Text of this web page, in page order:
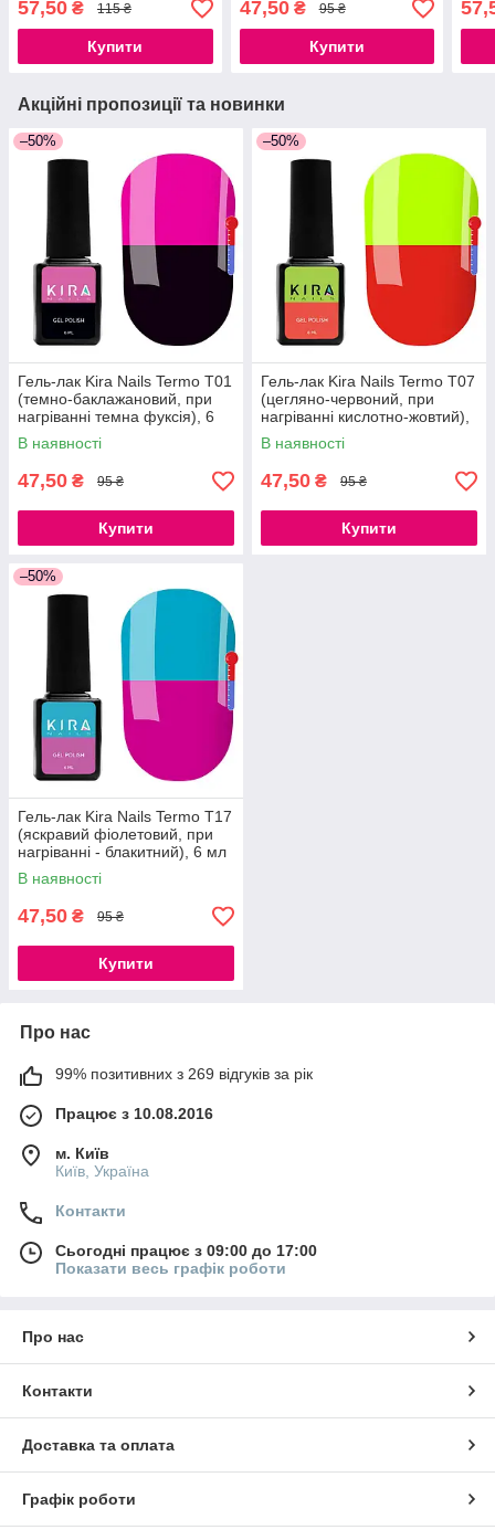
57,50 ₴ 115 ₴
Купити
47,50₴ 95 ₴
Купити
Акційні пропозиції та новинки
–50%
Гель-лак Kira Nails Termo T01
(темно-баклажановий, при
нагріванні темна фуксія), 6
мл
В наявності
47,50 ₴ 95 ₴
Купити
–50%
Гель-лак Kira Nails Termo T07
(цегляно-червоний, при
нагріванні кислотно-жовтий),
6 мл
В наявності
47,50 ₴ 95 ₴
Купити
–50%
Гель-лак Kira Nails Termo T17
(яскравий фіолетовий, при
нагріванні - блакитний), 6 мл
В наявності
47,50 ₴ 95 ₴
Купити
Про нас
99% позитивних з 269 відгуків за рік
Працює з 10.08.2016
м. Київ
Київ, Україна
Контакти
Сьогодні працює з 09:00 до 17:00
Показати весь графік роботи
Про нас
Контакти
Доставка та оплата
Графік роботи